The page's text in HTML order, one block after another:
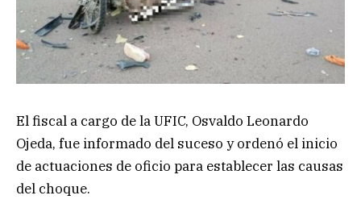
El fiscal a cargo de la UFIC, Osvaldo Leonardo
Ojeda, fue informado del suceso y ordenó el inicio
de actuaciones de oficio para establecer las causas
del choque.